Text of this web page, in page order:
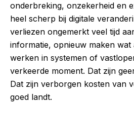
onderbreking, onzekerheid en
heel scherp bij digitale
verliezen ongemerkt veel tijd
informatie, opnieuw maken
werken in systemen of
verkeerde moment. Dat zijn
Dat zijn verborgen kosten van
goed landt.